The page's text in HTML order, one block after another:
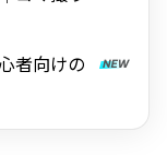
者向けの